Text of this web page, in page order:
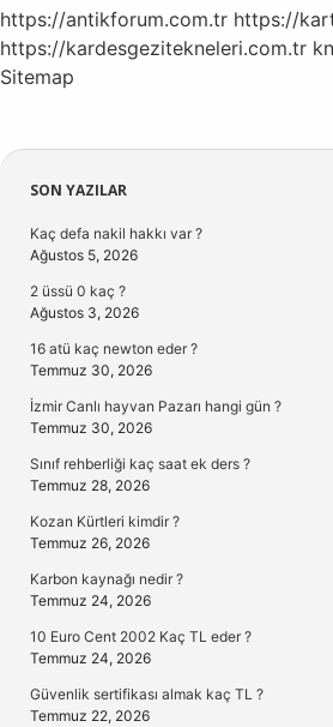
https://antikforum.com.tr https://
https://kardesgezitekneleri.com.tr
Sitemap
Sidebar
SON YAZILAR
Kaç defa nakil hakkı var ?
Ağustos 5, 2026
2 üssü 0 kaç ?
Ağustos 3, 2026
16 atü kaç newton eder ?
Temmuz 30, 2026
İzmir Canlı hayvan Pazarı hangi gün ?
Temmuz 30, 2026
Sınıf rehberliği kaç saat ek ders ?
Temmuz 28, 2026
Kozan Kürtleri kimdir ?
Temmuz 26, 2026
Karbon kaynağı nedir ?
Temmuz 24, 2026
10 Euro Cent 2002 Kaç TL eder ?
Temmuz 24, 2026
Güvenlik sertifikası almak kaç TL ?
Temmuz 22, 2026